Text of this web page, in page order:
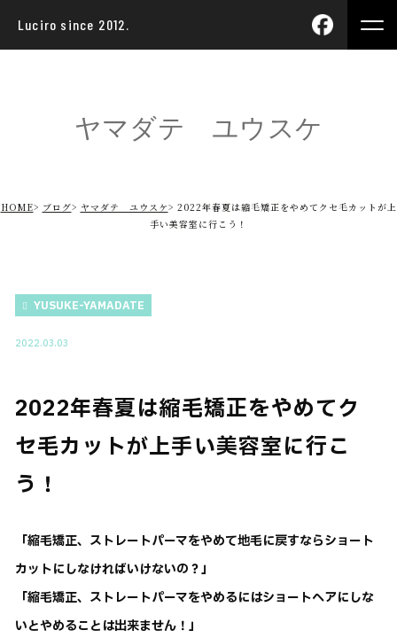
Luciro since 2012.
ヤマダテ ユウスケ
HOME ブログ ヤマダテ ユウスケ
2022年春夏は縮毛矯正をやめてクセ毛カットが上
手い美容室に行こう！
YUSUKE-YAMADATE
2022.03.03
2022年春夏は縮毛矯正をやめてク
セ毛カットが上手い美容室に行こ
う！
「縮毛矯正、ストレートパーマをやめて地毛に戻すならショート
カットにしなければいけないの？」
「縮毛矯正、ストレートパーマをやめるにはショートヘアにしな
いとやめることは出来ません！」